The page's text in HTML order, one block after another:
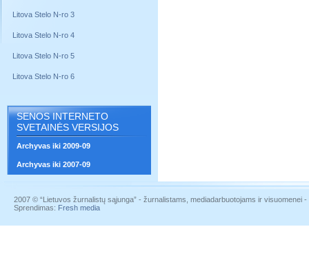
Litova Stelo N-ro 3
Litova Stelo N-ro 4
Litova Stelo N-ro 5
Litova Stelo N-ro 6
SENOS INTERNETO
SVETAINĖS VERSIJOS
Archyvas iki 2009-09
Archyvas iki 2007-09
2007 © “Lietuvos žurnalistų sąjunga” - žurnalistams, mediadarbuotojams ir visuomenei
Sprendimas: Fresh media